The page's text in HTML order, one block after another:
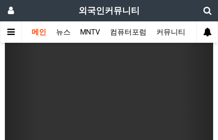
외국인커뮤니티
메인 뉴스 MNTV 컴퓨터포럼 커뮤니티 국가
Next